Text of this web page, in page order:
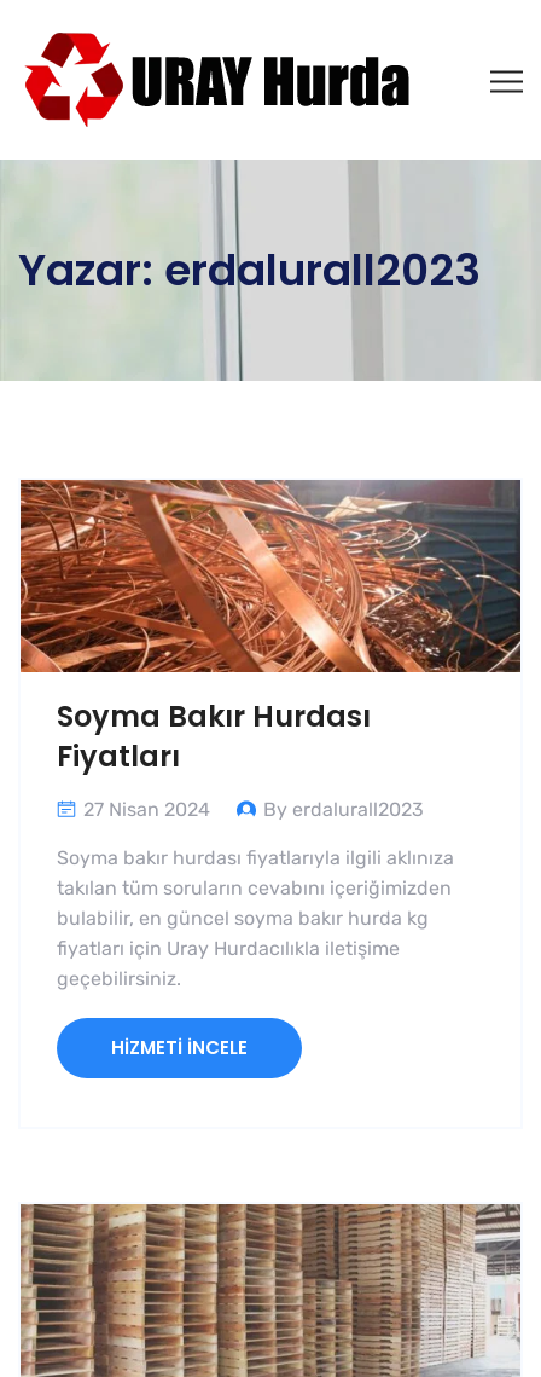
Yazar: erdalurall2023
Soyma Bakır Hurdası
Fiyatları
27 Nisan 2024 By erdalurall2023
Soyma bakır hurdası fiyatlarıyla ilgili aklınıza
takılan tüm soruların cevabını içeriğimizden
bulabilir, en güncel soyma bakır hurda kg
fiyatları için Uray Hurdacılıkla iletişime
geçebilirsiniz.
HIZMETI İNCELE